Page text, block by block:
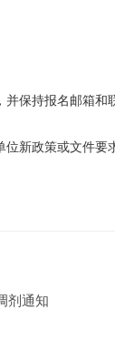
保持报名邮箱和
新政策或文件要
剂通知